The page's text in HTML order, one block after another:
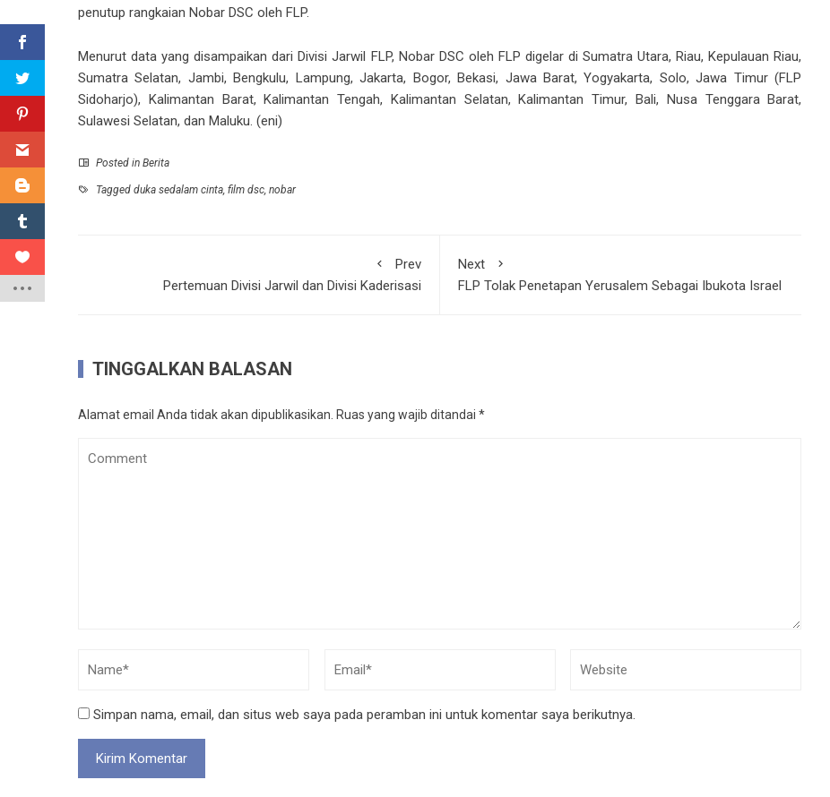
penutup rangkaian Nobar DSC oleh FLP.
Menurut data yang disampaikan dari Divisi Jarwil FLP, Nobar DSC oleh FLP digelar di Sumatra Utara, Riau, Kepulauan Riau,
Sumatra Selatan, Jambi, Bengkulu, Lampung, Jakarta, Bogor, Bekasi, Jawa Barat, Yogyakarta, Solo, Jawa Timur (FLP
Sidoharjo), Kalimantan Barat, Kalimantan Tengah, Kalimantan Selatan, Kalimantan Timur, Bali, Nusa Tenggara Barat,
Sulawesi Selatan, dan Maluku. (eni)
Posted in Berita
Tagged duka sedalam cinta, film dsc, nobar
Prev
Pertemuan Divisi Jarwil dan Divisi Kaderisasi
Next
FLP Tolak Penetapan Yerusalem Sebagai Ibukota Israel
TINGGALKAN BALASAN
Alamat email Anda tidak akan dipublikasikan. Ruas yang wajib ditandai *
Simpan nama, email, dan situs web saya pada peramban ini untuk komentar saya berikutnya.